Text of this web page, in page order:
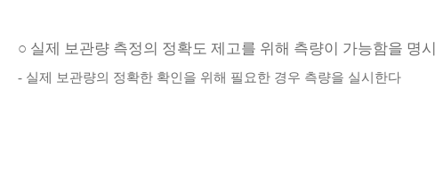
○ 실제 보관량 측정의 정확도 제고를 위해 측량이 가능함을 명시
- 실제 보관량의 정확한 확인을 위해 필요한 경우 측량을 실시한다